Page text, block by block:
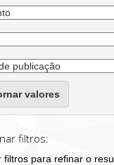
valores
filtros:
filtros para refinar o